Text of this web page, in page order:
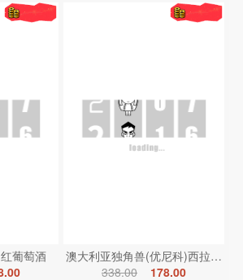
葡萄酒
澳大利亚独角兽(优尼科)西拉红葡
338.00
178.00